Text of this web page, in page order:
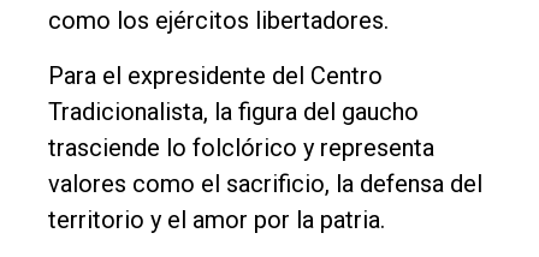
como los ejércitos libertadores.
Para el expresidente del Centro
Tradicionalista, la figura del gaucho
trasciende lo folclórico y representa
valores como el sacrificio, la defensa del
territorio y el amor por la patria.